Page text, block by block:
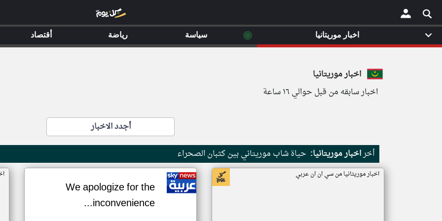
×
اخبار موريتانيا
اخبار سابقه من قبل حوالي ١٦ ساعة
أجدد الاخبار
أخراخبار موريتانيا: حياة شاب موريتاني بين كثبان الصحراء
اخبار موريتانيا من سي ان ان عربي
We apologize for the
inconvenience...
اخبار موريتانيا ◉ سياسة رياضة أقتصاد